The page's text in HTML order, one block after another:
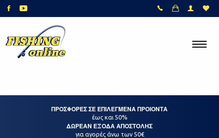
ΠΡΟΣΦΟΡΕΣ ΣΕ ΕΠΙΛΕΓΜΕΝΑ ΠΡΟΙΟΝΤΑ
έως και 50%
ΔΩΡΕΑΝ ΕΞΟΔΑ ΑΠΟΣΤΟΛΗΣ
για αγορές άνω των 50€